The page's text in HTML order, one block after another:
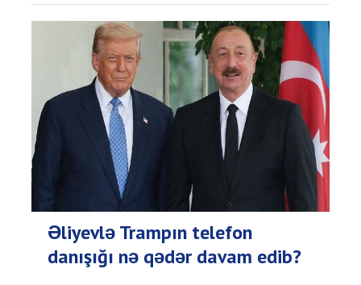
Əliyevlə Trampın telefon
danışığı nə qədər davam edib?